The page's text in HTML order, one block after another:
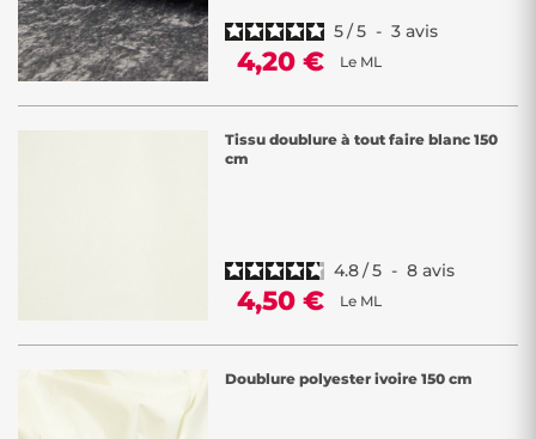
5/5 - 3 avis
4,20 € Le ML
Tissu doublure à tout faire blanc 150
cm
4.8/5 - 8 avis
4,50 € Le ML
Doublure polyester ivoire 150 cm